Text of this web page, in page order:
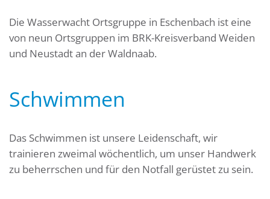
Die Wasserwacht Ortsgruppe in Eschenbach ist eine
von neun Ortsgruppen im BRK-Kreisverband Weiden
und Neustadt an der Waldnaab.
Schwimmen
Das Schwimmen ist unsere Leidenschaft, wir
trainieren zweimal wöchentlich, um unser Handwerk
zu beherrschen und für den Notfall gerüstet zu sein.